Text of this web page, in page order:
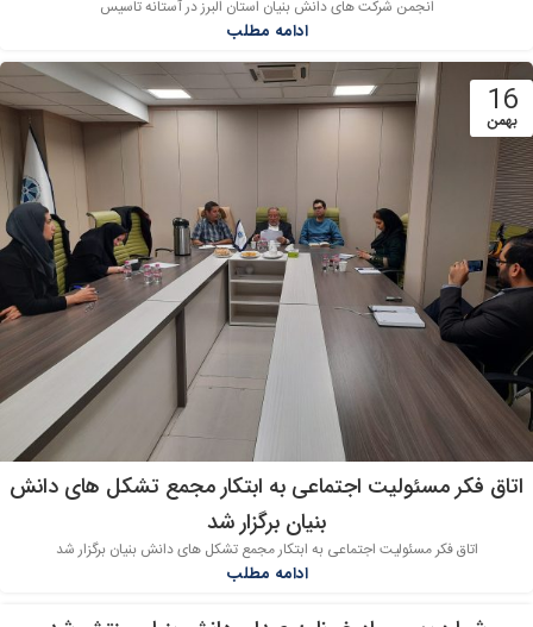
انجمن شرکت های دانش بنیان استان البرز در آستانه تاسیس
ادامه مطلب
16
بهمن
اتاق فکر مسئولیت اجتماعی به ابتکار مجمع تشکل های دانش
بنیان برگزار شد
اتاق فکر مسئولیت اجتماعی به ابتکار مجمع تشکل های دانش بنیان برگزار شد
ادامه مطلب